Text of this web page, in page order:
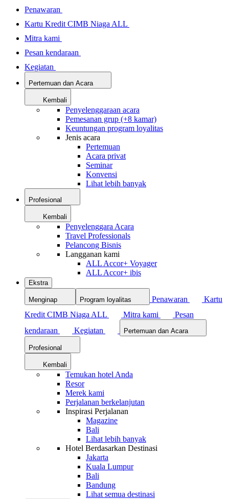
Penawaran
Kartu Kredit CIMB Niaga ALL
Mitra kami
Pesan kendaraan
Kegiatan
Pertemuan dan Acara
Kembali
Penyelenggaraan acara
Pemesanan grup (+8 kamar)
Keuntungan program loyalitas
Jenis acara
Pertemuan
Acara privat
Seminar
Konvensi
Lihat lebih banyak
Profesional
Kembali
Penyelenggara Acara
Travel Professionals
Pelancong Bisnis
Langganan kami
ALL Accor+ Voyager
ALL Accor+ ibis
Ekstra
Menginap Program loyalitas Penawaran
Kartu
Kredit CIMB Niaga ALL
Mitra kami
Pesan
kendaraan
Kegiatan Pertemuan dan Acara
Profesional
Kembali
Temukan hotel Anda
Resor
Merek kami
Perjalanan berkelanjutan
Inspirasi Perjalanan
Magazine
Bali
Lihat lebih banyak
Hotel Berdasarkan Destinasi
Jakarta
Kuala Lumpur
Bali
Bandung
Lihat semua destinasi